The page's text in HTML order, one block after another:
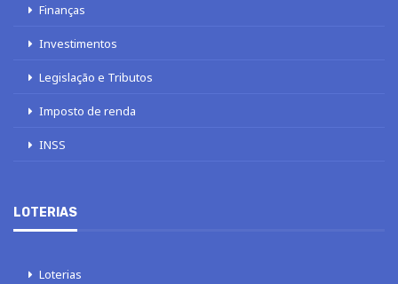
Finanças
Investimentos
Legislação e Tributos
Imposto de renda
INSS
LOTERIAS
Loterias